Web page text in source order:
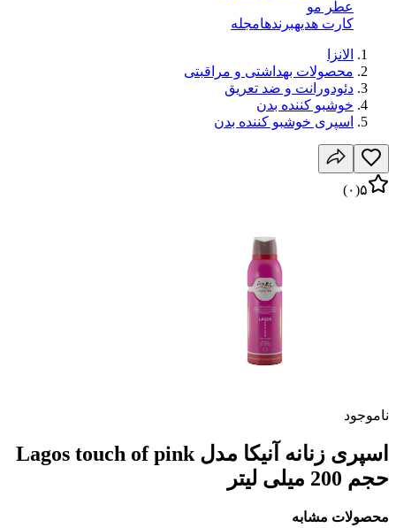
عطر مو
کارت هدیهبرندهامجله
الانزا
محصولات بهداشتی و مراقبتی
دئودورانت و ضد تعریق
خوشبو کننده بدن
اسپری خوشبو کننده بدن
۵(۰)
ناموجود
اسپری زنانه آنیکا مدل Lagos touch of pink
حجم 200 میلی لیتر
محصولات مشابه